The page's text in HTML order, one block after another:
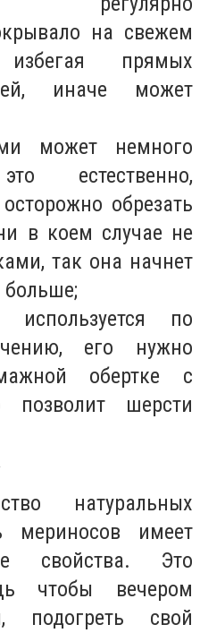
на свежем
прямых
иначе может
может немного
естественно,
обрезать
в коем случае не
так она начнет
больше;
по
его нужно
обертке с
позволит шерсти
натуральных
мериносов имеет
свойства. Это
чтобы вечером
подогреть свой